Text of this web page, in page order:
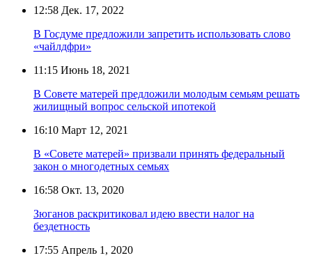
12:58 Дек. 17, 2022
В Госдуме предложили запретить использовать слово
«чайлдфри»
11:15 Июнь 18, 2021
В Совете матерей предложили молодым семьям решать
жилищный вопрос сельской ипотекой
16:10 Март 12, 2021
В «Совете матерей» призвали принять федеральный
закон о многодетных семьях
16:58 Окт. 13, 2020
Зюганов раскритиковал идею ввести налог на
бездетность
17:55 Апрель 1, 2020